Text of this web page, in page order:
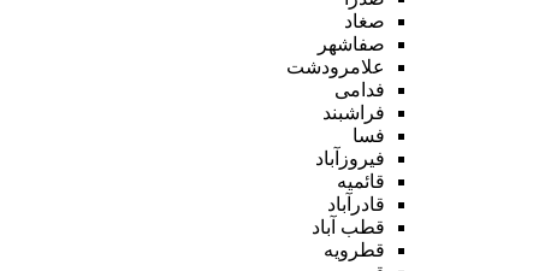
صغاد
صفاشهر
علامرودشت
فدامی
فراشبند
فسا
فیروزآباد
قائمیه
قادرآباد
قطب آباد
قطرویه